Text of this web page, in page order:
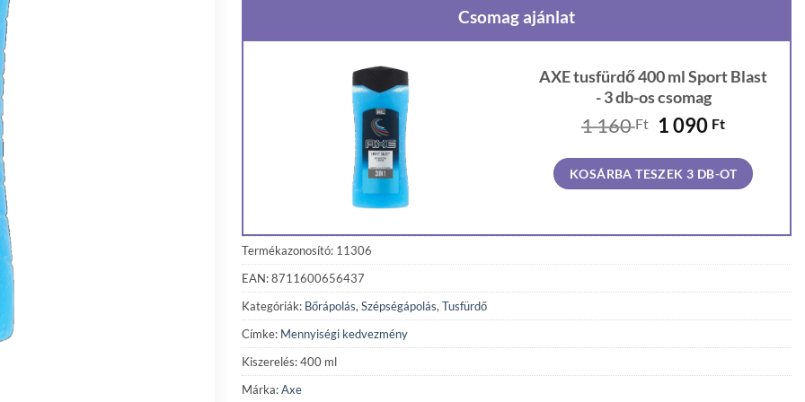
Csomag ajánlat
AXE tusfürdő 400 ml Sport Blast
- 3 db-os csomag
1 160Ft
Original
was:
1
1 090 FtCurrent
is:
1
KOSÁRBA TESZEK 3 DB-OT
Termékazonosító: 11306
EAN: 8711600656437
Kategóriák: Bőrápolás, Szépségápolás, Tusfürdő
Címke: Mennyiségi kedvezmény
Kiszerelés: 400 ml
Márka:Axe